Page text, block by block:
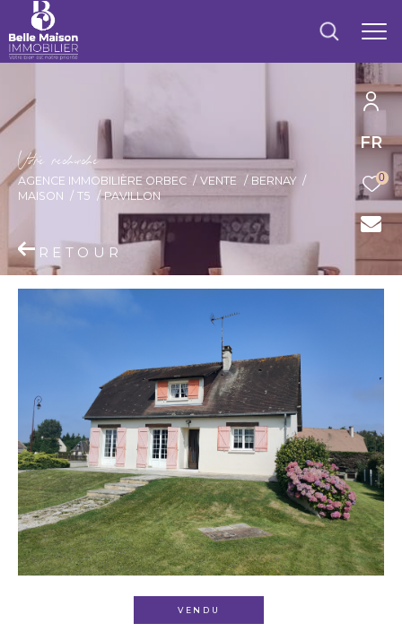
FR
0
Vore recece
AGENCE IMMOBILIÈRE ORBEC VENTE
BERNAY
MAISON
T5 PAVILLON
RETOUR
VENDU